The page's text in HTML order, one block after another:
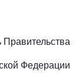
Правительства
Федерации